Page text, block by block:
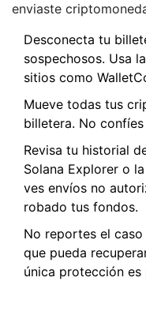
enviaste
Desconecta tu
sospechosos. Usa
sitios como
Mueve todas tus
billetera. No
Revisa tu historial
Solana Explorer o
ves envíos no
robado tus fondos.
No reportes el
que pueda
única protección es